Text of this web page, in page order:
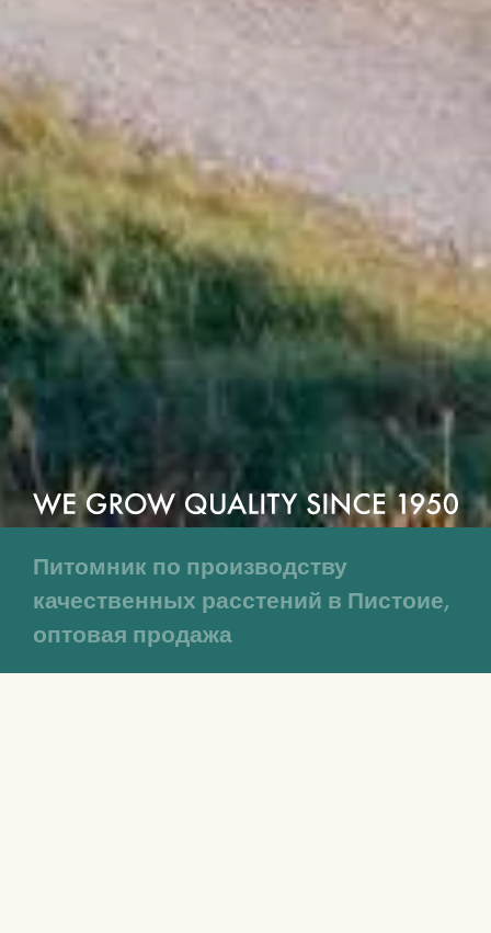
Питомник по производству
качественных расстений в Пистоие,
оптовая продажа